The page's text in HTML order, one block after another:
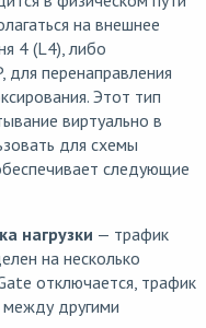
на внешнее
4 (L4), либо
перенаправления
Этот тип
виртуально в
для схемы
следующие
нагрузки — трафик
на несколько
отключается, трафик
между другими